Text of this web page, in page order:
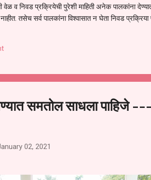
वेळ व निवड प्रक्रियेची पुरेशी माहिती अनेक पालकांना
तसेच सर्व पालकांना विश्वासात न घेता निवड प्रक्रिया
मागणी पालकांनी केली आहे. या निवेदनाच्या प्रती जिल्हा
परतूर यांनाही पाठविण्यात आल्या असून प्रशासन याबाबत
समतोल साधला पाहिजे
02, 2021